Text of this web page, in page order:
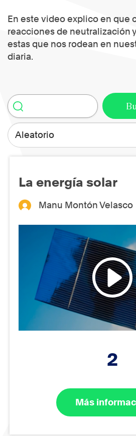
En este video explico en que
reacciones de neutralización
estas que nos rodean en
diaria.
Aleatorio
La energía solar
Manu Montón Velasco
2
Más